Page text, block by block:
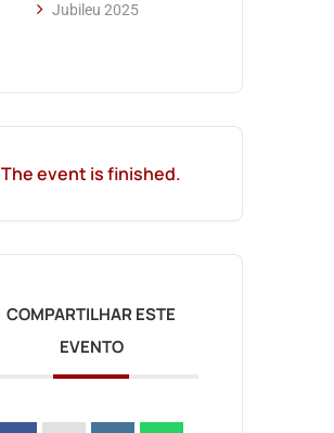
Jubileu 2025
The event is finished.
COMPARTILHAR ESTE
EVENTO